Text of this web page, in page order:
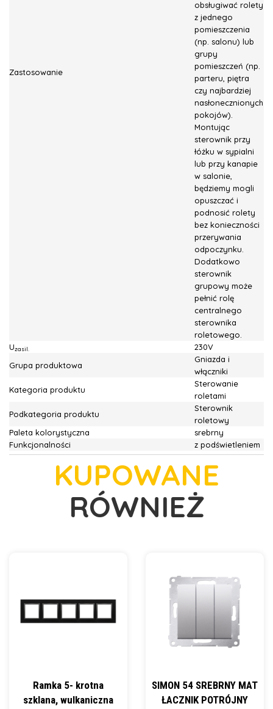
Zastosowanie
obsługiwać rolety
z jednego
pomieszczenia
(np. salonu) lub
grupy
pomieszczeń (np.
parteru, piętra
czy najbardziej
nasłonecznionych
pokojów).
Montując
sterownik przy
łóżku w sypialni
lub przy kanapie
w salonie,
będziemy mogli
opuszczać i
podnosić rolety
bez konieczności
przerywania
odpoczynku.
Dodatkowo
sterownik
grupowy może
pełnić rolę
centralnego
sterownika
roletowego.
Uzasil.
230V
Grupa produktowa
Gniazda i
włączniki
Kategoria produktu
Sterowanie
roletami
Podkategoria produktu
Sterownik
roletowy
Paleta kolorystyczna
srebrny
Funkcjonalności
z podświetleniem
KUPOWANE
RÓWNIEŻ
Ramka 5- krotna
szklana, wulkaniczna
SIMON 54 SREBRNY MAT
ŁACZNIK POTRÓJNY